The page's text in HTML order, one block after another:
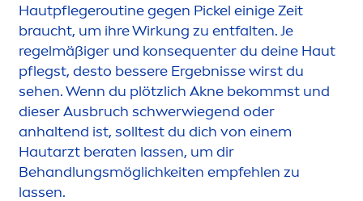
Hautpflegeroutine gegen Pickel einige Zeit
braucht, um ihre Wirkung zu entfalten. Je
regelmäßiger und konsequenter du deine Haut
pflegst, desto bessere Ergebnisse wirst du
sehen. Wenn du plötzlich Akne bekommst und
dieser Ausbruch schwerwiegend oder
anhaltend ist, solltest du dich von einem
Hautarzt beraten lassen, um dir
Behandlungsmöglichkeiten empfehlen zu
lassen.